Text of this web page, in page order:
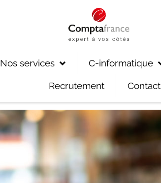
Nos services C-informatique
Recrutement Contact